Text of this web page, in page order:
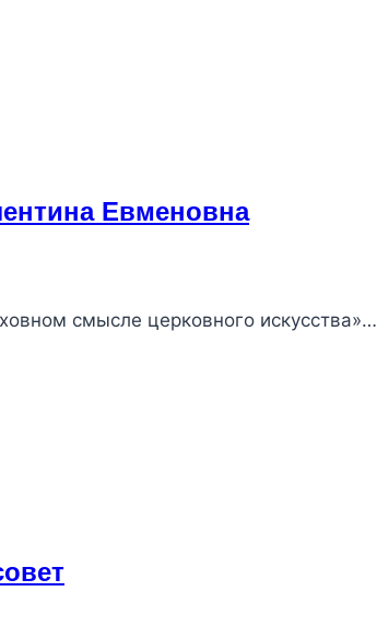
Евменовна
смысле церковного искусства»…